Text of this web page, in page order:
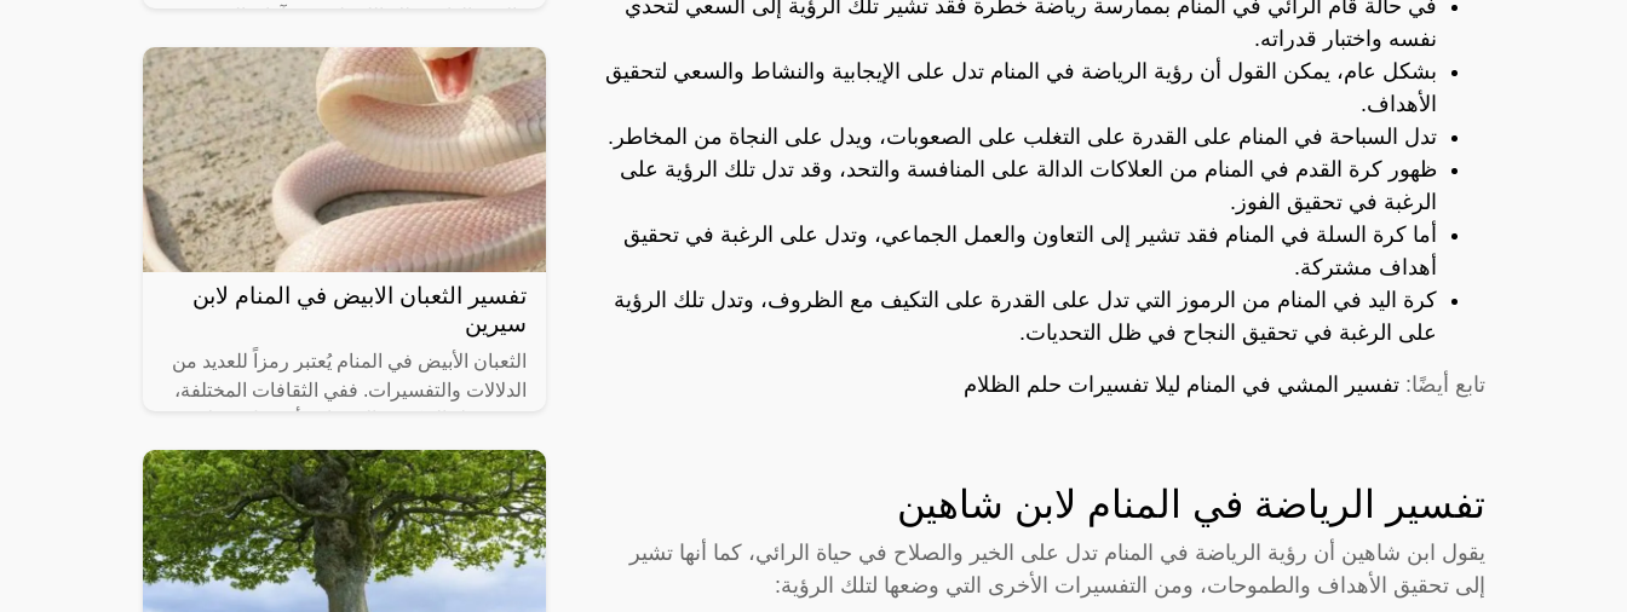
في حالة قام الرائي في المنام بممارسة رياضة خطرة فقد تشير تلك الرؤية إلى السعي لتحدي
نفسه واختبار قدراته.
بشكل عام، يمكن القول أن رؤية الرياضة في المنام تدل على الإيجابية والنشاط والسعي لتحقيق
الأهداف.
تدل السباحة في المنام على القدرة على التغلب على الصعوبات، ويدل على النجاة من المخاطر.
ظهور كرة القدم في المنام من العلاكات الدالة على المنافسة والتحد، وقد تدل تلك الرؤية على
الرغبة في تحقيق الفوز.
أما كرة السلة في المنام فقد تشير إلى التعاون والعمل الجماعي، وتدل على الرغبة في تحقيق
أهداف مشتركة.
كرة اليد في المنام من الرموز التي تدل على القدرة على التكيف مع الظروف، وتدل تلك الرؤية
على الرغبة في تحقيق النجاح في ظل التحديات.
تابع أيضًا: تفسير المشي في المنام ليلا تفسيرات حلم الظلام
تفسير الرياضة في المنام لابن شاهين
يقول ابن شاهين أن رؤية الرياضة في المنام تدل على الخير والصلاح في حياة الرائي، كما أنها تشير
إلى تحقيق الأهداف والطموحات، ومن التفسيرات الأخرى التي وضعها لتلك الرؤية:
والتحقق من تحقيق الأهداف. تساهم هذه
تفسير الثعبان الابيض في المنام لابن
سيرين
الثعبان الأبيض في المنام يُعتبر رمزاً للعديد من
الدلالات والتفسيرات. ففي الثقافات المختلفة،
وتغييرات في الحياة.